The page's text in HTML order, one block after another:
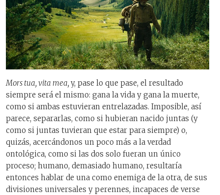
Mors tua, vita mea, y, pase lo que pase, el resultado
siempre será el mismo: gana la vida y gana la muerte,
como si ambas estuvieran entrelazadas. Imposible, así
parece, separarlas, como si hubieran nacido juntas (y
como si juntas tuvieran que estar para siempre) o,
quizás, acercándonos un poco más a la verdad
ontológica, como si las dos solo fueran un único
proceso; humano, demasiado humano, resultaría
entonces hablar de una como enemiga de la otra, de sus
divisiones universales y perennes, incapaces de verse